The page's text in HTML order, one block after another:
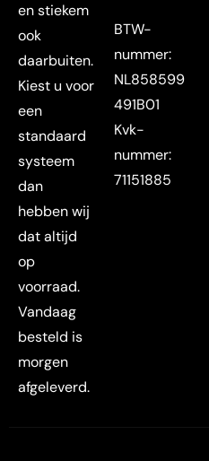
en stiekem
ook
daarbuiten.
Kiest u voor
een
standaard
systeem
dan
hebben wij
dat altijd
op
voorraad.
Vandaag
besteld is
morgen
afgeleverd.
BTW-
nummer:
NL858599
491B01
Kvk-
nummer:
71151885